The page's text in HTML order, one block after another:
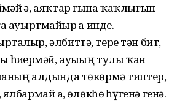
ҙә, аяҡтар ғына ҡаҡлығып
ауыртмайҙыр ҙа инде.
әлбиттә, тере тән бит,
ауыҙың тулы ҡан
алдында төкөрмә типтер,
ҙа, өҙлөкһөҙ һүгенә генә.